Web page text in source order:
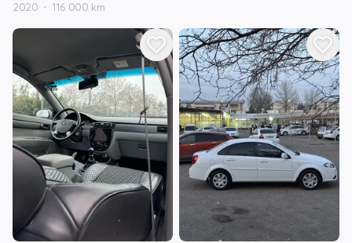
2020 116 000 km